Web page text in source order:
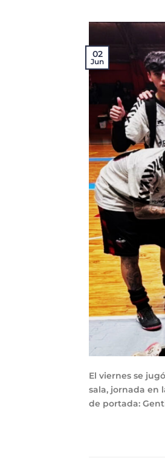
02
Jun
El viernes se
sala, jornada en
de portada: